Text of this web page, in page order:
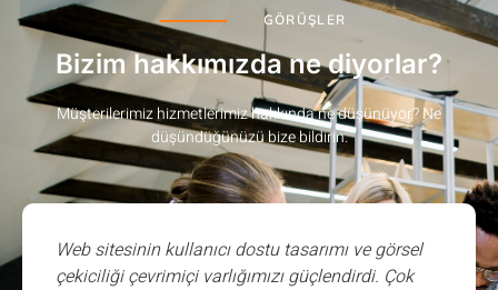
GÖRÜŞLER
Bizim hakkımızda ne diyorlar?
Müşterilerimiz hizmetlerimiz hakkında ne düşünüyor? Ne
düşündüğünüzü bize bildirin.
Web sitesinin kullanıcı dostu tasarımı ve görsel
çekiciliği çevrimiçi varlığımızı güçlendirdi. Çok